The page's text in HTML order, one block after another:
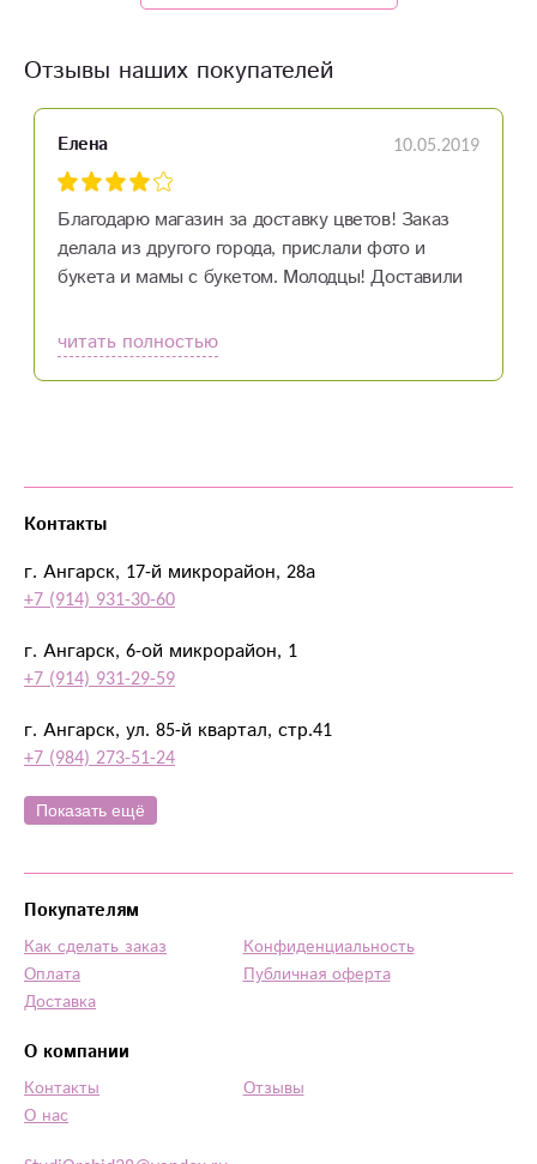
Отзывы наших покупателей
Елена 10.05.2019
Благодарю магазин за доставку цветов! Заказ
делала из другого города, прислали фото и
букета и мамы с букетом. Молодцы! Доставили
выбрать открыточку и подписали. Очень
рекомендую! Девочки, одно пожелание следите
читать полностью
Контакты
г. Ангарск, 17-й микрорайон, 28а
+7 (914) 931-30-60
г. Ангарск, 6-ой микрорайон, 1
+7 (914) 931-29-59
г. Ангарск, ул. 85-й квартал, стр.41
+7 (984) 273-51-24
Показать ещё
Покупателям
Как сделать заказ
Оплата
Доставка
Конфиденциальность
Публичная оферта
О компании
Контакты
О нас
Отзывы